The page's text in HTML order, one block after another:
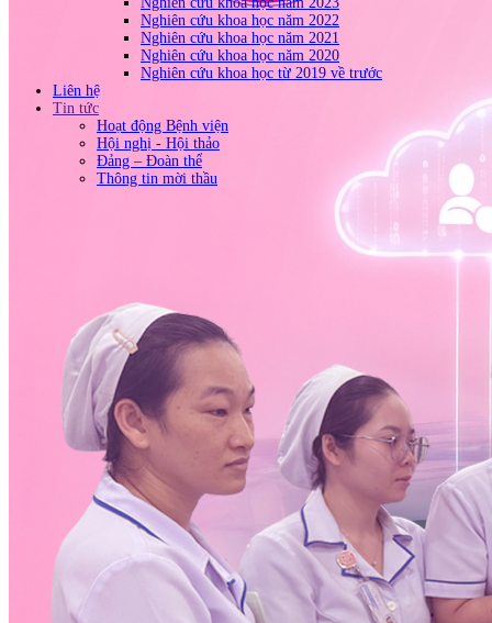
Nghiên cứu khoa học năm 2022
Nghiên cứu khoa học năm 2021
Nghiên cứu khoa học năm 2020
Nghiên cứu khoa học từ 2019 về trước
Liên hệ
Tin tức
Hoạt động Bệnh viện
Hội nghị - Hội thảo
Đảng – Đoàn thể
Thông tin mời thầu